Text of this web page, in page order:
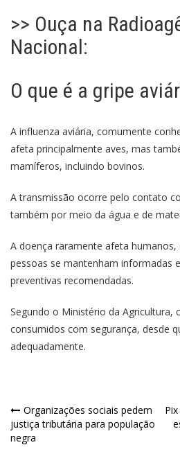
>> Ouça na
Nacional:
O que é a gripe
A influenza aviária, comumente
afeta principalmente aves, mas
mamíferos, incluindo bovinos.
A transmissão ocorre pelo contato
também por meio da água e de
A doença raramente afeta
pessoas se mantenham informadas
preventivas recomendadas.
Segundo o Ministério da Agricultura,
consumidos com segurança, desde
adequadamente.
Organizações sociais pedem
justiça tributária para população
negra